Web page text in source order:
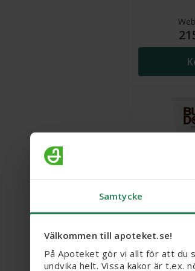
Samtycke
Välkommen till apoteket.se!
På Apoteket gör vi allt för att du
undvika helt. Vissa kakor är t.ex.
Bulldog